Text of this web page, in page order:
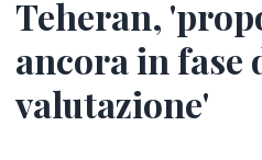
Teheran,
ancora in fase
valutazione'